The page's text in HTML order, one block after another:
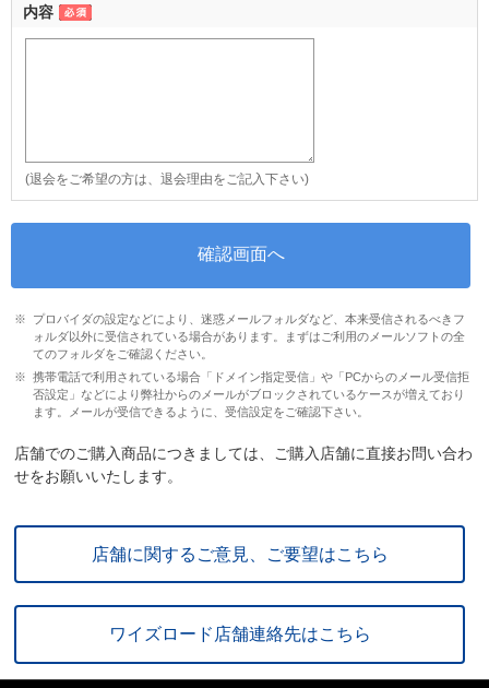
内容
(退会をご希望の方は、退会理由をご記入下さい)
プロバイダの設定などにより、迷惑メールフォルダなど、本来受信されるべきフ
ォルダ以外に受信されている場合があります。まずはご利用のメールソフトの全
てのフォルダをご確認ください。
携帯電話で利用されている場合「ドメイン指定受信」や「PCからのメール受信拒
否設定」などにより弊社からのメールがブロックされているケースが増えており
ます。メールが受信できるように、受信設定をご確認下さい。
店舗でのご購入商品につきましては、ご購入店舗に直接お問い合わ
せをお願いいたします。
店舗に関するご意見、ご要望はこちら
ワイズロード店舗連絡先はこちら